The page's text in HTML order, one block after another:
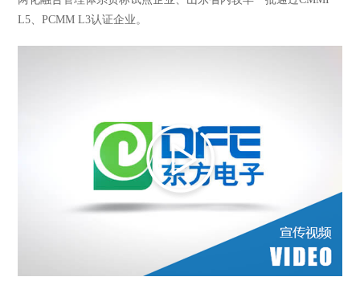
L5、PCMM L3认证企业。